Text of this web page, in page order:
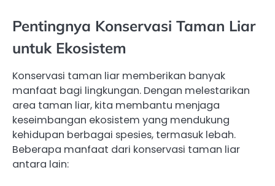
Pentingnya Konservasi Taman Liar
untuk Ekosistem
Konservasi taman liar memberikan banyak
manfaat bagi lingkungan. Dengan melestarikan
area taman liar, kita membantu menjaga
keseimbangan ekosistem yang mendukung
kehidupan berbagai spesies, termasuk lebah.
Beberapa manfaat dari konservasi taman liar
antara lain: